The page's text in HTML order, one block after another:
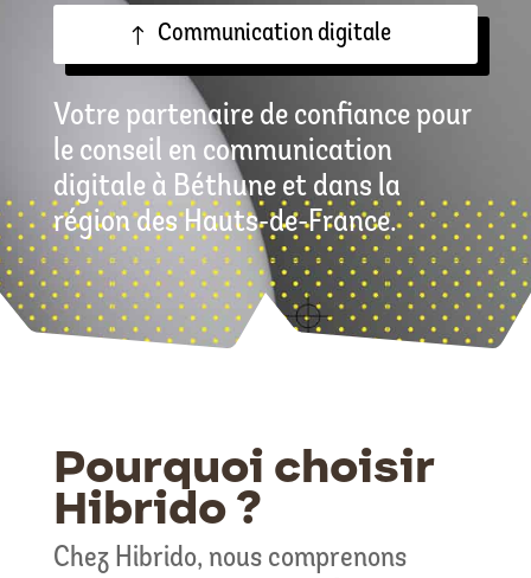
Communication digitale
Votre partenaire de confiance pour
le conseil en communication
digitale à Béthune et dans la
région des Hauts-de-France.
Pourquoi choisir
Hibrido ?
Chez Hibrido, nous comprenons